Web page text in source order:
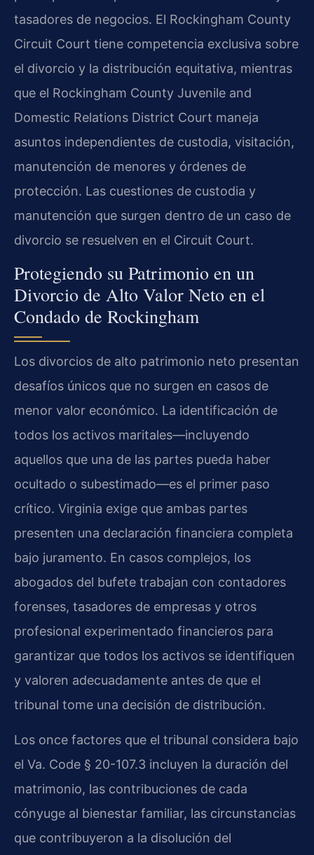
tasadores de negocios. El Rockingham County
Circuit Court tiene competencia exclusiva sobre
el divorcio y la distribución equitativa, mientras
que el Rockingham County Juvenile and
Domestic Relations District Court maneja
asuntos independientes de custodia, visitación,
manutención de menores y órdenes de
protección. Las cuestiones de custodia y
manutención que surgen dentro de un caso de
divorcio se resuelven en el Circuit Court.
Protegiendo su Patrimonio en un
Divorcio de Alto Valor Neto en el
Condado de Rockingham
Los divorcios de alto patrimonio neto presentan
desafíos únicos que no surgen en casos de
menor valor económico. La identificación de
todos los activos maritales—incluyendo
aquellos que una de las partes pueda haber
ocultado o subestimado—es el primer paso
crítico. Virginia exige que ambas partes
presenten una declaración financiera completa
bajo juramento. En casos complejos, los
abogados del bufete trabajan con contadores
forenses, tasadores de empresas y otros
profesional experimentado financieros para
garantizar que todos los activos se identifiquen
y valoren adecuadamente antes de que el
tribunal tome una decisión de distribución.
Los once factores que el tribunal considera bajo
el Va. Code § 20-107.3 incluyen la duración del
matrimonio, las contribuciones de cada
cónyuge al bienestar familiar, las circunstancias
que contribuyeron a la disolución del